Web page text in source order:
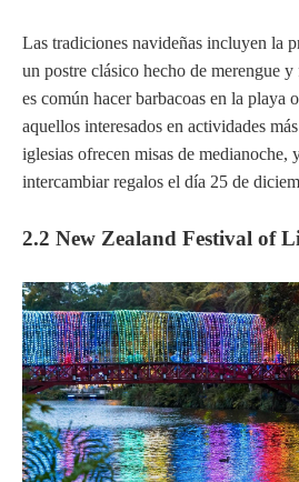
Las tradiciones navideñas incluyen la
un postre clásico hecho de merengue y
es común hacer barbacoas en la playa
aquellos interesados en actividades
iglesias ofrecen misas de medianoche,
intercambiar regalos el día 25 de
2.2 New Zealand Festival of